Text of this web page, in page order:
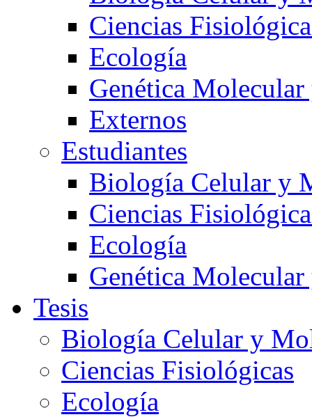
Ciencias
Ecología
Genética
Externos
Estudiantes
Biología Celular y
Ciencias
Ecología
Genética
Tesis
Biología Celular y
Ciencias Fisiológicas
Ecología